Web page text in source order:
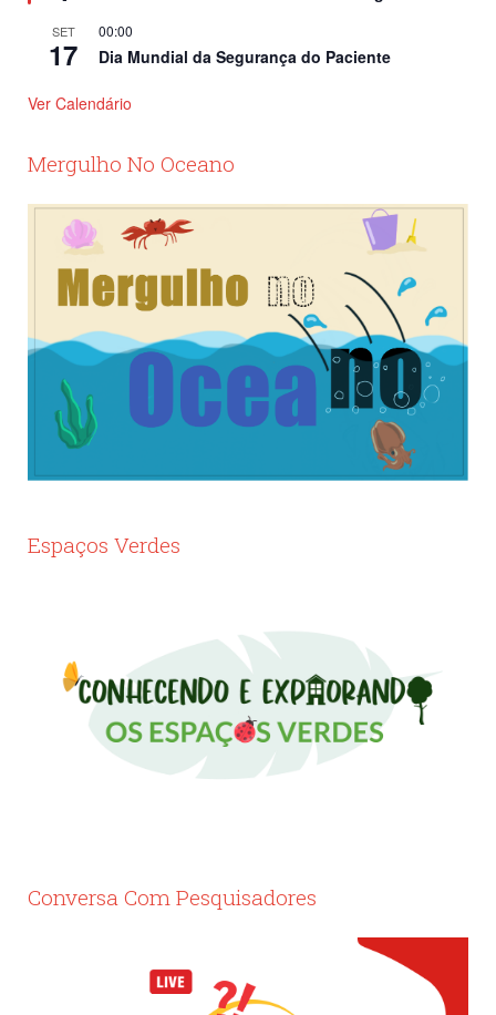
SET
17
00:00
Dia Mundial da Segurança do Paciente
Ver Calendário
Mergulho No Oceano
Espaços Verdes
Conversa Com Pesquisadores